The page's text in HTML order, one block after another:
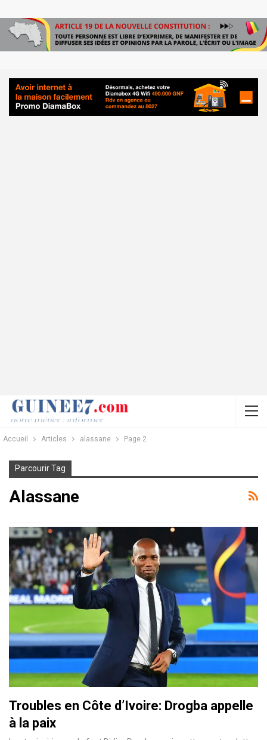
Accueil Articles alassane Page 2
Parcourir Tag
Alassane
Troubles en Côte d’Ivoire: Drogba appelle
à la paix